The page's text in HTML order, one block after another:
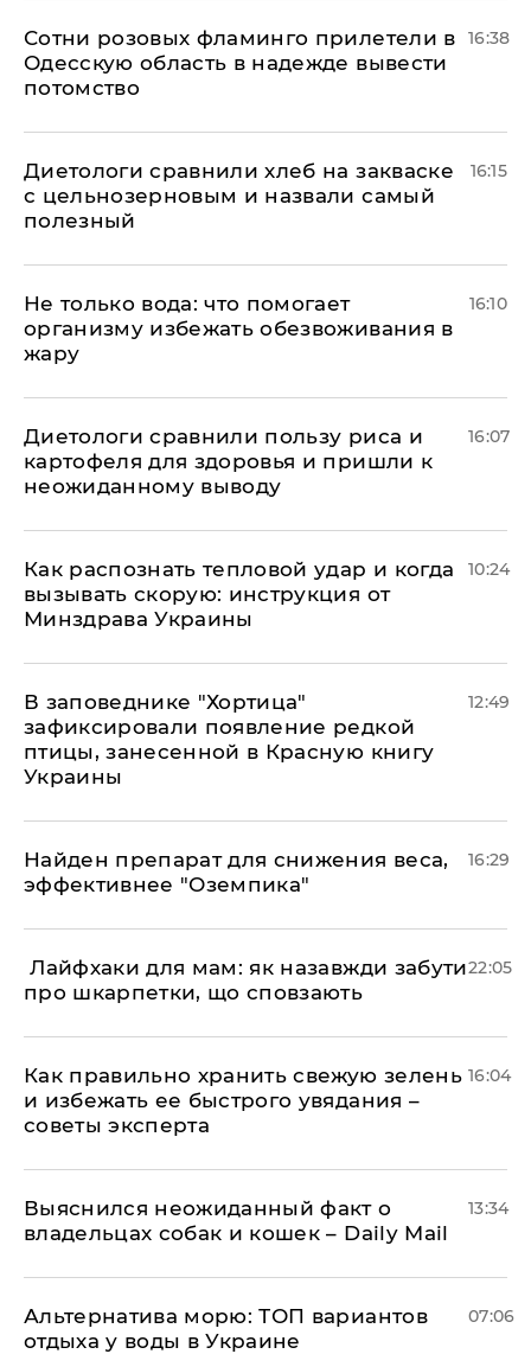
Сотни розовых фламинго прилетели в
Одесскую область в надежде вывести
потомство
16:38
Диетологи сравнили хлеб на закваске
с цельнозерновым и назвали самый
полезный
16:15
Не только вода: что помогает
организму избежать обезвоживания в
жару
16:10
Диетологи сравнили пользу риса и
картофеля для здоровья и пришли к
неожиданному выводу
16:07
Как распознать тепловой удар и когда
вызывать скорую: инструкция от
Минздрава Украины
10:24
В заповеднике "Хортица"
зафиксировали появление редкой
птицы, занесенной в Красную книгу
Украины
12:49
Найден препарат для снижения веса,
эффективнее "Оземпика"
16:29
​ Лайфхаки для мам: як назавжди забути
про шкарпетки, що сповзають
22:05
Как правильно хранить свежую зелень
и избежать ее быстрого увядания –
советы эксперта
16:04
Выяснился неожиданный факт о
владельцах собак и кошек – Daily Mail
13:34
Альтернатива морю: ТОП вариантов
отдыха у воды в Украине
07:06